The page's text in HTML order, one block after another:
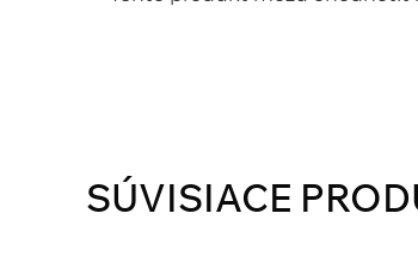
SÚVISIACE